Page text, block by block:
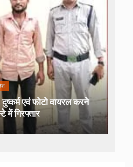
एवं फोटो वायरल करने
में गिरफ्तार